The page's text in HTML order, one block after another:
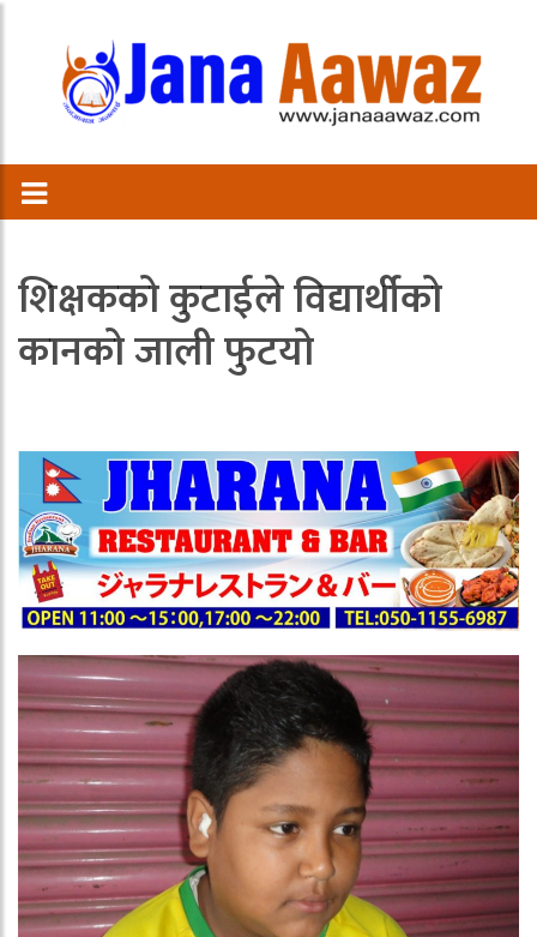
शिक्षकको कुटाईले विद्यार्थीको
कानको जाली फुटयो